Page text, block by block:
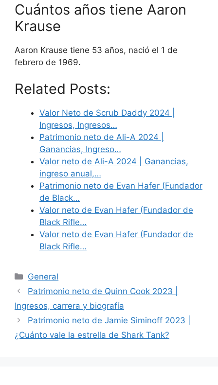
Cuántos años tiene Aaron
Krause
Aaron Krause tiene 53 años, nació el 1 de
febrero de 1969.
Related Posts:
Valor Neto de Scrub Daddy 2024 |
Ingresos, Ingresos…
Patrimonio neto de Ali-A 2024 |
Ganancias, Ingreso…
Valor neto de Ali-A 2024 | Ganancias,
ingreso anual,…
Patrimonio neto de Evan Hafer (Fundador
de Black…
Valor neto de Evan Hafer (Fundador de
Black Rifle…
Valor neto de Evan Hafer (Fundador de
Black Rifle…
Categories
General
Patrimonio neto de Quinn Cook 2023 |
Ingresos, carrera y biografía
Patrimonio neto de Jamie Siminoff 2023 |
¿Cuánto vale la estrella de Shark Tank?